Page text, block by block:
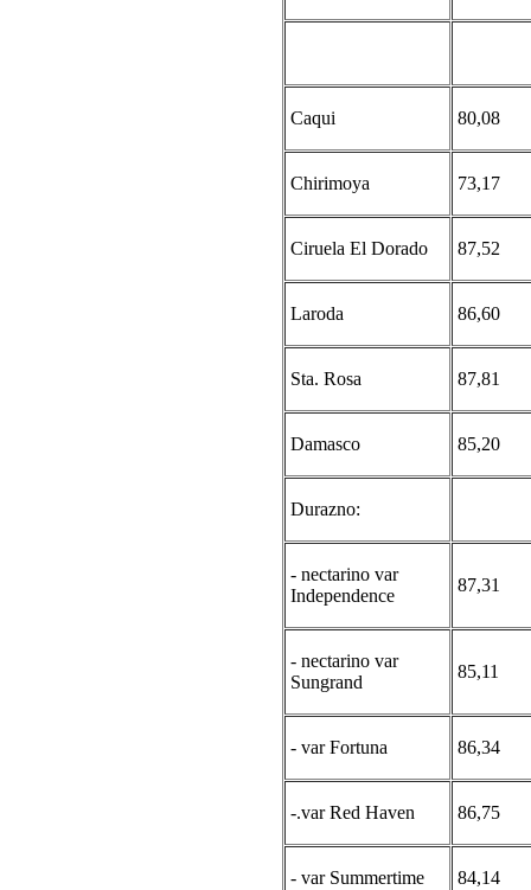
Caqui 80,08
Chirimoya 73,17
Ciruela El Dorado 87,52
Laroda 86,60
Sta. Rosa 87,81
Damasco 85,20
Durazno:
- nectarino var
Independence
87,31
- nectarino var
Sungrand
85,11
- var Fortuna 86,34
-.var Red Haven 86,75
- var Summertime 84,14